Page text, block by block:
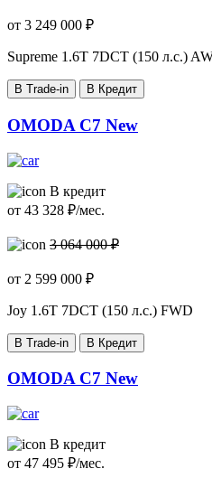
от 3 249 000 ₽
Supreme 1.6T 7DCT (150 л.с.)
В Trade-in В Кредит
OMODA C7 New
В кредит
от 43 328 ₽/мес.
3 064 000 ₽
от 2 599 000 ₽
Joy 1.6T 7DCT (150 л.с.) FWD
В Trade-in В Кредит
OMODA C7 New
В кредит
от 47 495 ₽/мес.